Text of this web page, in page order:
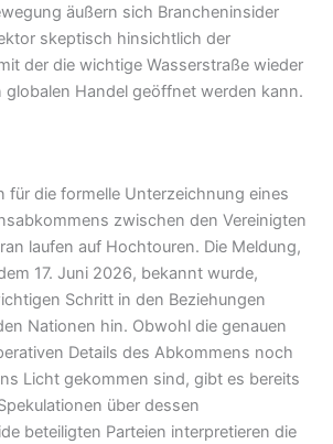
äußern sich Brancheninsider
skeptisch hinsichtlich der
der die wichtige Wasserstraße wieder
Handel geöffnet werden kann.
für die formelle Unterzeichnung eines
zwischen den Vereinigten
laufen auf Hochtouren. Die Meldung,
17. Juni 2026, bekannt wurde,
Schritt in den Beziehungen
Nationen hin. Obwohl die genauen
Details des Abkommens noch
Licht gekommen sind, gibt es bereits
über dessen
beteiligten Parteien interpretieren die